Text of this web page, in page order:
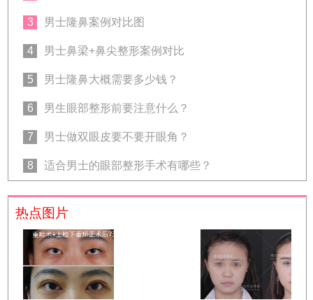
3 男士隆鼻案例对比图
4 男士鼻梁+鼻尖整形案例对比
5 男士隆鼻大概需要多少钱？
6 男生眼部整形前要注意什么？
7 男士做双眼皮要不要开眼角？
8 适合男士的眼部整形手术有哪些？
热点图片